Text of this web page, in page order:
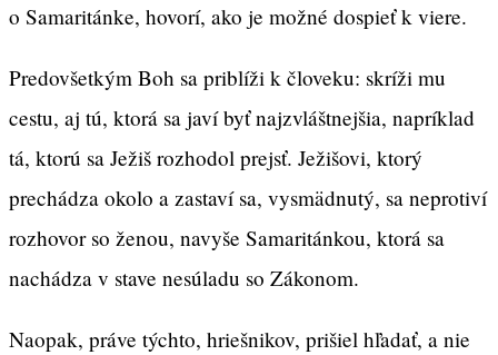
o Samaritánke, hovorí, ako je možné dospieť k viere.
Predovšetkým Boh sa priblíži k človeku: skríži mu
cestu, aj tú, ktorá sa javí byť najzvláštnejšia, napríklad
tá, ktorú sa Ježiš rozhodol prejsť. Ježišovi, ktorý
prechádza okolo a zastaví sa, vysmädnutý, sa neprotiví
rozhovor so ženou, navyše Samaritánkou, ktorá sa
nachádza v stave nesúladu so Zákonom.
Naopak, práve týchto, hriešnikov, prišiel hľadať, a nie